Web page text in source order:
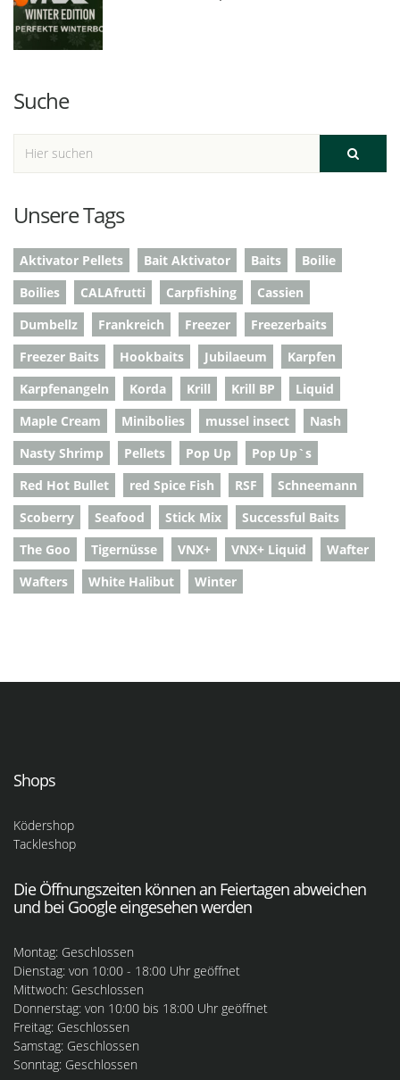
Suche
Unsere Tags
Aktivator Pellets Bait Aktivator Baits
Boilie
Boilies
CALAfrutti Carpfishing
Cassien
Dumbellz
Frankreich Freezer
Freezerbaits
Freezer Baits
Hookbaits Jubilaeum
Karpfen
Karpfenangeln
Korda Krill Krill BP
Liquid
Maple Cream
Minibolies mussel insect
Nash
Nasty Shrimp
Pellets Pop Up
Pop Up`s
Red Hot Bullet
red Spice Fish RSF
Schneemann
Scoberry
Seafood Stick Mix
Successful Baits
The Goo
Tigernüsse VNX+ VNX+ Liquid
Wafter
Wafters
White Halibut Winter
Shops
Ködershop
Tackleshop
Die Öffnungszeiten können an Feiertagen abweichen
und bei Google eingesehen werden
Montag: Geschlossen
Dienstag: von 10:00 - 18:00 Uhr geöffnet
Mittwoch: Geschlossen
Donnerstag: von 10:00 bis 18:00 Uhr geöffnet
Freitag: Geschlossen
Samstag: Geschlossen
Sonntag: Geschlossen